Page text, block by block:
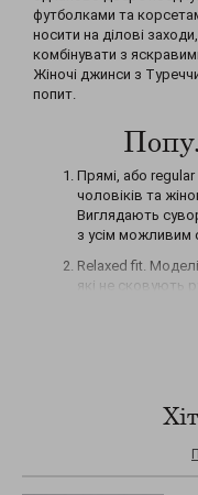
футболками та
носити на ділові
комбінувати з
Жіночі джинси з
попит.
Прямі, або
чоловіків та
Виглядають
з усім можливим
Relaxed fit.
які не сковують
Найчастіше
Поєднуються з
Бойфренди.